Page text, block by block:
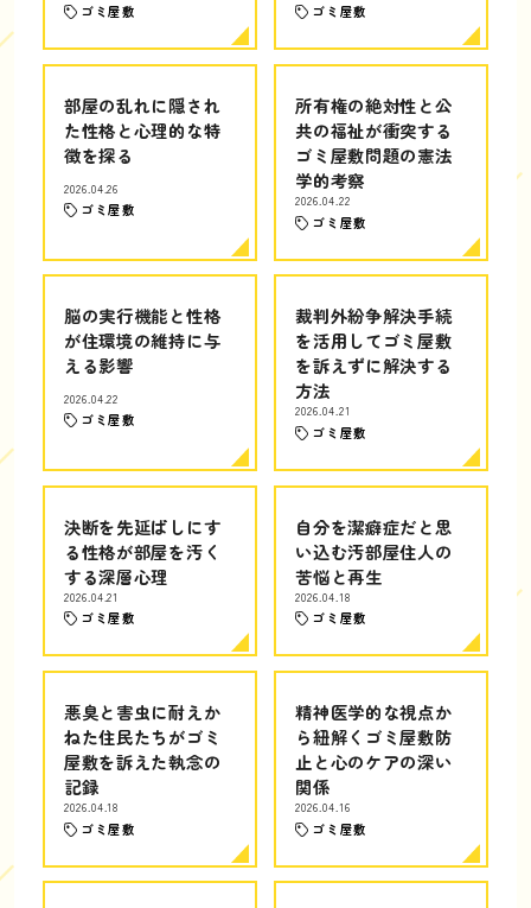
ゴミ屋敷 ゴミ屋敷
部屋の乱れに隠され
た性格と心理的な特
徴を探る
2026.04.26
ゴミ屋敷
所有権の絶対性と公
共の福祉が衝突する
ゴミ屋敷問題の憲法
学的考察
2026.04.22
ゴミ屋敷
脳の実行機能と性格
が住環境の維持に与
える影響
2026.04.22
ゴミ屋敷
裁判外紛争解決手続
を活用してゴミ屋敷
を訴えずに解決する
方法
2026.04.21
ゴミ屋敷
決断を先延ばしにす
る性格が部屋を汚く
する深層心理
2026.04.21
ゴミ屋敷
自分を潔癖症だと思
い込む汚部屋住人の
苦悩と再生
2026.04.18
ゴミ屋敷
悪臭と害虫に耐えか
ねた住民たちがゴミ
屋敷を訴えた執念の
記録
2026.04.18
ゴミ屋敷
精神医学的な視点か
ら紐解くゴミ屋敷防
止と心のケアの深い
関係
2026.04.16
ゴミ屋敷